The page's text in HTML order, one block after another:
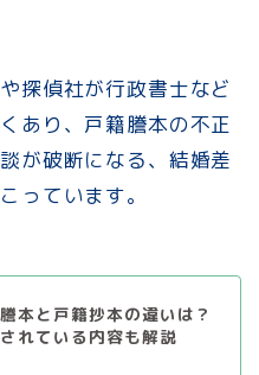
探偵社が行政書士など
あり、戸籍謄本の不正
が破断になる、結婚差
っています。
本と戸籍抄本の違いは？
れている内容も解説